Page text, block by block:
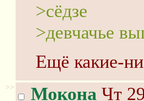
>сёдзе
>девчачье
Ещё какие-
>> Мокона Чт